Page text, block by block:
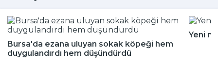
Bursa'da ezana uluyan sokak köpeği hem
duygulandırdı hem düşündürdü
Yeni